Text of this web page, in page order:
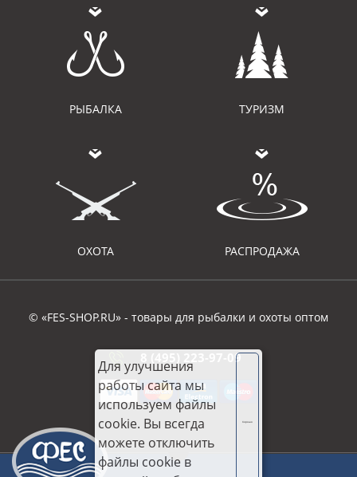
РЫБАЛКА ТУРИЗМ
ОХОТА РАСПРОДАЖА
© «FES-SHOP.RU» - товары для рыбалки и охоты оптом
8 (495) 223-97-09
Для улучшения
работы сайта мы
используем файлы
cookie. Вы всегда
можете отключить
файлы cookie в
Хорошо